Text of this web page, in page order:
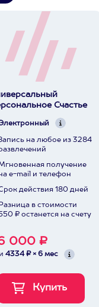
Счастье
на любое из 3284
получение
e-mail и телефон
действия 180 дней
Разница в стоимости
₽ останется на счету
000 ₽
4334 ₽ × 6 мес